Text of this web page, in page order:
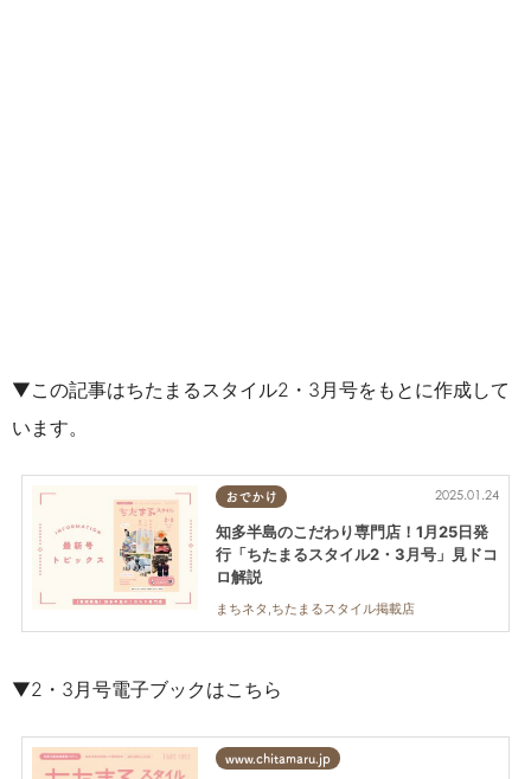
▼この記事はちたまるスタイル2・3月号をもとに作成して
います。
おでかけ 2025.01.24
知多半島のこだわり専門店！1月25日発
行「ちたまるスタイル2・3月号」見ドコ
ロ解説
まちネタ,ちたまるスタイル掲載店
▼2・3月号電子ブックはこちら
www.chitamaru.jp